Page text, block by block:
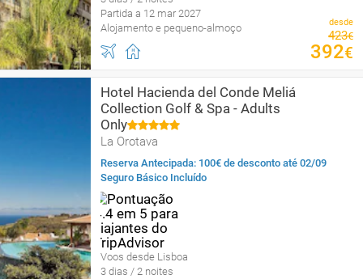
Partida a 12 mar 2027
Alojamento e pequeno-almoço
desde
423€
392€
Hotel Hacienda del Conde Meliá
Collection Golf & Spa - Adults
Only
La Orotava
Reserva Antecipada: 100€ de desconto até 02/09
Seguro Básico Incluído
Voos desde Lisboa
3 dias / 2 noites